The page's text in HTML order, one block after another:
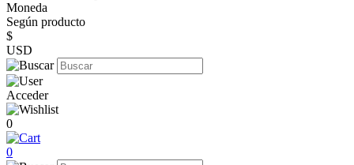
Moneda
Según producto
$
USD
Acceder
0
0